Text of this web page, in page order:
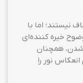
نیستند؛ اما با
خیره کننده‌ای
شدن، همچنان
نور را